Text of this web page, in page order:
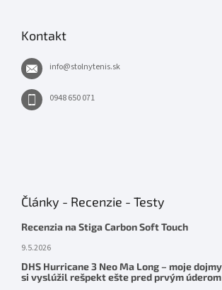
Kontakt
info@stolnytenis.sk
0948 650 071
Články - Recenzie - Testy
Recenzia na Stiga Carbon Soft Touch
9.5.2026
DHS Hurricane 3 Neo Ma Long – moje
si vyslúžil rešpekt ešte pred prvým úderom